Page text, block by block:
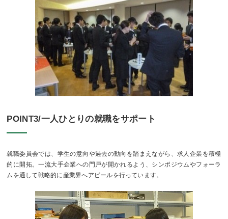
POINT3/一人ひとりの就職をサポート
就職委員会では、学生の意向や過去の動向を踏まえながら、求人企業を積極
的に開拓。一流大手企業への門戸が開かれるよう、シンポジウムやフォーラ
ムを通して戦略的に産業界へアピールを行っています。